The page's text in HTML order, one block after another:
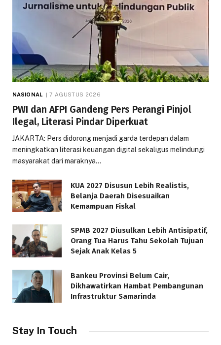
NASIONAL 7 AGUSTUS 2026
PWI dan AFPI Gandeng Pers Perangi Pinjol
Ilegal, Literasi Pindar Diperkuat
JAKARTA: Pers didorong menjadi garda terdepan dalam
meningkatkan literasi keuangan digital sekaligus melindungi
masyarakat dari maraknya…
KUA 2027 Disusun Lebih Realistis,
Belanja Daerah Disesuaikan
Kemampuan Fiskal
SPMB 2027 Diusulkan Lebih Antisipatif,
Orang Tua Harus Tahu Sekolah Tujuan
Sejak Anak Kelas 5
Bankeu Provinsi Belum Cair,
Dikhawatirkan Hambat Pembangunan
Infrastruktur Samarinda
Stay In Touch